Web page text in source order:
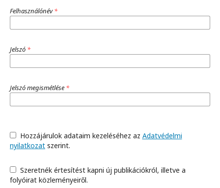
Felhasználónév*
Jelszó *
Jelszó megismétlése *
Hozzájárulok adataim kezeléséhez az Adatvédelmi
nyilatkozat szerint.
folyóirat közleményeiről.